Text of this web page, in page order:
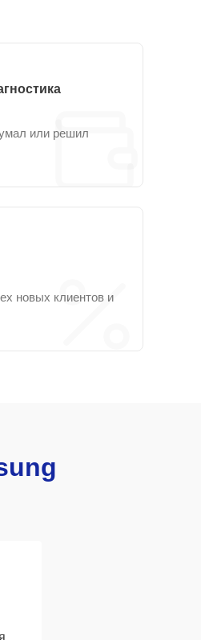
или решил
новых клиентов и